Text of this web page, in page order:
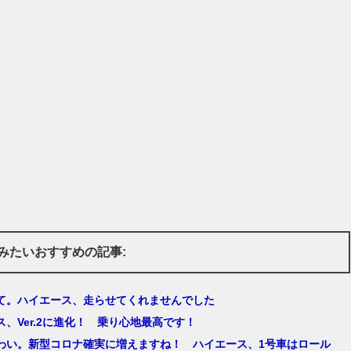
たいおすすめの記事:
。ハイエース、走らせてくれませんでした
、Ver.2に進化！ 乗り心地最高です！
い。新型コロナ確実に増えますね！ ハイエース、1号車はロール